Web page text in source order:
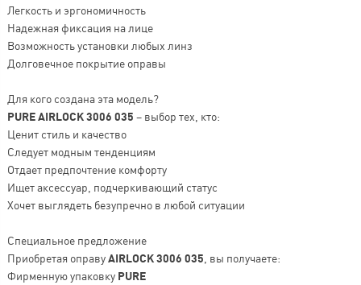
Легкость и эргономичность
Надежная фиксация на лице
Возможность установки любых линз
Долговечное покрытие оправы
Для кого создана эта модель?
PURE AIRLOCK 3006 035 – выбор тех, кто:
Ценит стиль и качество
Следует модным тенденциям
Отдает предпочтение комфорту
Ищет аксессуар, подчеркивающий статус
Хочет выглядеть безупречно в любой ситуации
Специальное предложение
Приобретая оправуAIRLOCK 3006 035 , вы получаете:
Фирменную упаковку PURE